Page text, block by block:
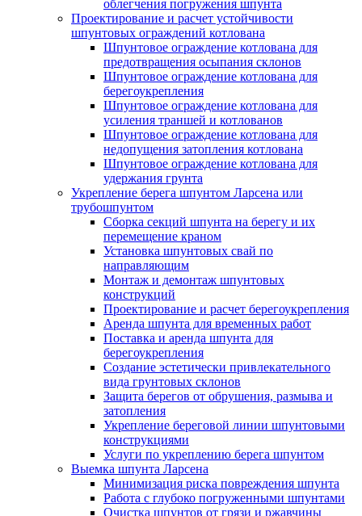
облегчения погружения шпунта
Проектирование и расчет устойчивости
шпунтовых ограждений котлована
Шпунтовое ограждение котлована для
предотвращения осыпания склонов
Шпунтовое ограждение котлована для
берегоукрепления
Шпунтовое ограждение котлована для
усиления траншей и котлованов
Шпунтовое ограждение котлована для
недопущения затопления котлована
Шпунтовое ограждение котлована для
удержания грунта
Укрепление берега шпунтом Ларсена или
трубошпунтом
Сборка секций шпунта на берегу и их
перемещение краном
Установка шпунтовых свай по
направляющим
Монтаж и демонтаж шпунтовых
конструкций
Проектирование и расчет берегоукрепления
Аренда шпунта для временных работ
Поставка и аренда шпунта для
берегоукрепления
Создание эстетически привлекательного
вида грунтовых склонов
Защита берегов от обрушения, размыва и
затопления
Укрепление береговой линии шпунтовыми
конструкциями
Услуги по укреплению берега шпунтом
Выемка шпунта Ларсена
Минимизация риска повреждения шпунта
Работа с глубоко погруженными шпунтами
Очистка шпунтов от грязи и ржавчины